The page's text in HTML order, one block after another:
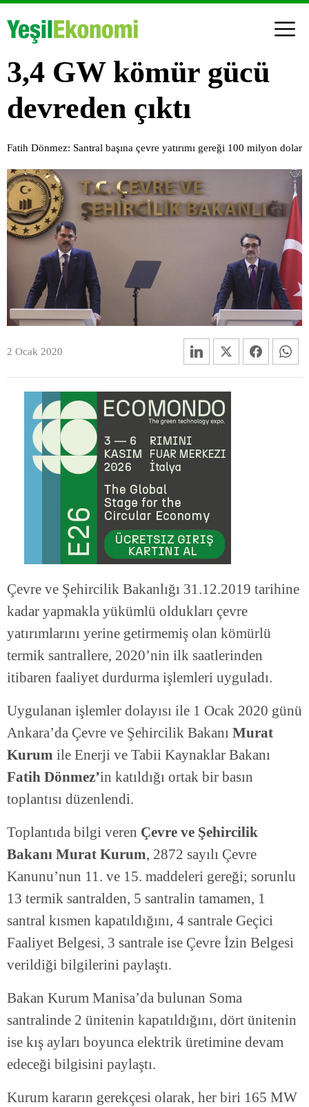
3,4 GW kömür gücü
devreden çıktı
Fatih Dönmez: Santral başına çevre yatırımı gereği 100 milyon dolar
2 Ocak 2020
Çevre ve Şehircilik Bakanlığı 31.12.2019 tarihine
kadar yapmakla yükümlü oldukları çevre
yatırımlarını yerine getirmemiş olan kömürlü
termik santrallere, 2020’nin ilk saatlerinden
itibaren faaliyet durdurma işlemleri uyguladı.
Uygulanan işlemler dolayısı ile 1 Ocak 2020 günü
Ankara’da Çevre ve Şehircilik Bakanı Murat
Kurum ile Enerji ve Tabii Kaynaklar Bakanı
Fatih Dönmez’in katıldığı ortak bir basın
toplantısı düzenlendi.
Toplantıda bilgi veren Çevre ve Şehircilik
Bakanı Murat Kurum, 2872 sayılı Çevre
Kanunu’nun 11. ve 15. maddeleri gereği; sorunlu
13 termik santralden, 5 santralin tamamen, 1
santral kısmen kapatıldığını, 4 santrale Geçici
Faaliyet Belgesi, 3 santrale ise Çevre İzin Belgesi
verildiği bilgilerini paylaştı.
Bakan Kurum Manisa’da bulunan Soma
santralinde 2 ünitenin kapatıldığını, dört ünitenin
ise kış ayları boyunca elektrik üretimine devam
edeceği bilgisini paylaştı.
Kurum kararın gerekçesi olarak, her biri 165 MW